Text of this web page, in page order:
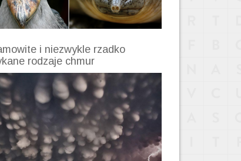
i niezwykle rzadko
rodzaje chmur